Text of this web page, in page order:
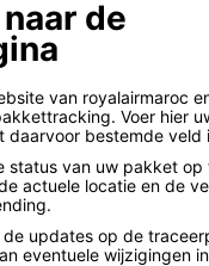
de
van royalairmaroc
Voer hier
daarvoor bestemde veld
status van uw pakket op
actuele locatie en de
updates op de
eventuele wijzigingen